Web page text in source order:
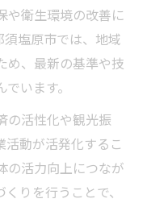
や衛生環境の改善に
須塩原市では、地域
め、最新の基準や技
います。
の活性化や観光振
活動が活発化するこ
の活力向上につなが
りを行うことで、